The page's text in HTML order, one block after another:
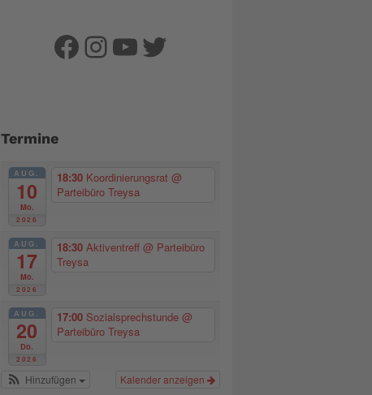
Facebook
Instagram
YouTube
Twitter
Termine
AUG.
10
Mo.
2026
18:30 Koordinierungsrat @
Parteibüro Treysa
AUG.
17
Mo.
2026
18:30 Aktiventreff @ Parteibüro
Treysa
AUG.
20
Do.
2026
17:00 Sozialsprechstunde @
Parteibüro Treysa
Kalender anzeigen
Hinzufügen